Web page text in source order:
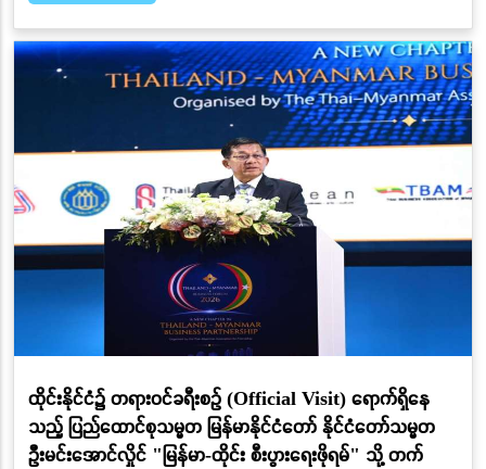
ထိုင်းနိုင်ငံ၌ တရားဝင်ခရီးစဉ် (Official Visit) ရောက်ရှိနေ
သည့် ပြည်ထောင်စုသမ္မတ မြန်မာနိုင်ငံတော် နိုင်ငံတော်သမ္မတ
ဦးမင်းအောင်လှိုင် "မြန်မာ-ထိုင်း စီးပွားရေးဖိုရမ်" သို့ တက်